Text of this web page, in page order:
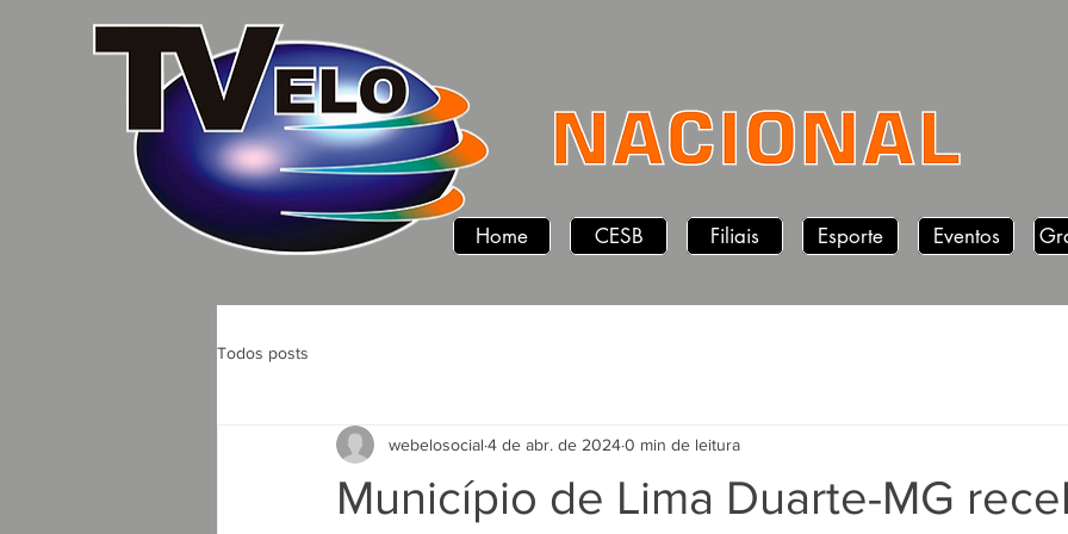
Home CESB Filiais Esporte Eventos
Todos posts
Município de Lima Duarte-MG
webelosocial 4 de abr. de 20240 min de leitura